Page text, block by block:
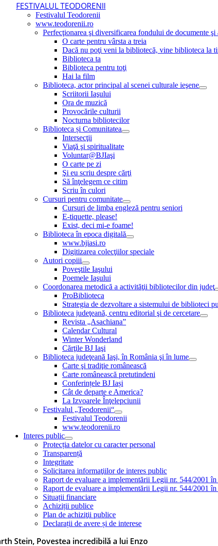
FESTIVALUL TEODORENII
Festivalul Teodorenii
www.teodorenii.ro
Perfecţionarea şi diversificarea fondului de documente
O carte pentru vârsta a treia
Dacă nu poţi veni la bibliotecă, vine biblioteca la
Biblioteca ta
Biblioteca pentru toţi
Hai la film
Biblioteca, actor principal al scenei culturale ieşene
Scriitorii Iaşului
Ora de muzică
Provocările culturii
Nocturna bibliotecilor
Biblioteca și Comunitatea
Intersecţii
Viaţă şi spiritualitate
Voluntar@BJIaşi
O carte pe zi
Şi eu scriu despre cărţi
Să înţelegem ce citim
Scriu în culori
Cursuri pentru comunitate
Cursuri de limba engleză pentru seniori
E-tiquette, please!
Exist, deci mi-e foame!
Biblioteca în epoca digitală
www.bjiasi.ro
Digitizarea colecţiilor speciale
Autori copiii
Poveştile Iaşului
Poemele Iaşului
Coordonarea metodică a activităţii bibliotecilor din judeţ
ProBiblioteca
Strategia de dezvoltare a sistemului de biblioteci
Biblioteca judeţeană, centru editorial şi de cercetare
Revista „Asachiana”
Calendar Cultural
Winter Wonderland
Cărţile BJ Iaşi
Biblioteca judeţeană Iaşi, în România şi în lume
Carte şi tradiţie românească
Carte românească pretutindeni
Conferințele BJ Iași
Cât de departe e America?
La Izvoarele Înţelepciunii
Festivalul „Teodorenii“
Festivalul Teodorenii
www.teodorenii.ro
Interes public
Protecția datelor cu caracter personal
Transparență
Integritate
Solicitarea informaţiilor de interes public
Raport de evaluare a implementării Legii nr. 544/2001
Raport de evaluare a implementării Legii nr. 544/2001
Situații financiare
Achiziții publice
Plan de achiziţii publice
Declarații de avere și de interese
Stein, Povestea incredibilă a lui Enzo